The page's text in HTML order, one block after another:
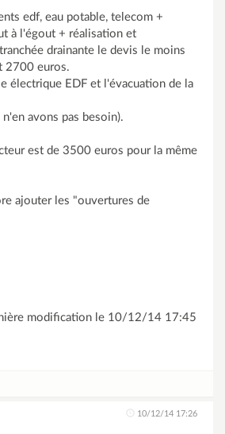
edf, eau potable, telecom +
à l'égout + réalisation et
drainante le devis le moins
2700 euros.
électrique EDF et l'évacuation de la
n'en avons pas besoin).
est de 3500 euros pour la même
ajouter les "ouvertures de
modification le 10/12/14 17:45
10/12/14 17:26